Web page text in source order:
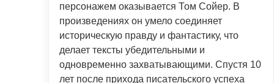
персонажем оказывается Том Сойер. В
произведениях он умело соединяет
историческую правду и фантастику, что
делает тексты убедительными и
одновременно захватывающими. Спустя 10
лет после прихода писательского успеха